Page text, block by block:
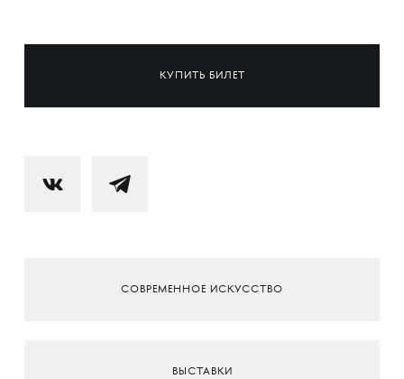
КУПИТЬ БИЛЕТ
СОВРЕМЕННОЕ ИСКУССТВО
ВЫСТАВКИ